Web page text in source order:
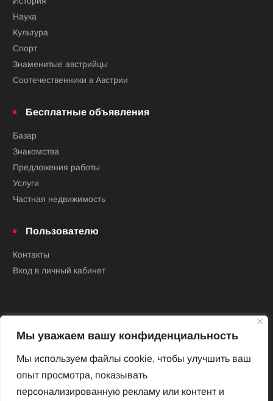
Мы уважаем вашу конфиденциальность
Мы используем файлы cookie, чтобы улучшить ваш
опыт просмотра, показывать
персонализированную рекламу или контент и
Наука
Культура
Спорт
Знаменитые австрийцы
Соотечественники в Австрии
Бесплатные объявления
Базар
Знакомства
Предложения работы
Услуги
Частная недвижимость
Пользователю
Контакты
Вход в личный кабинет
Новый Венский журнал